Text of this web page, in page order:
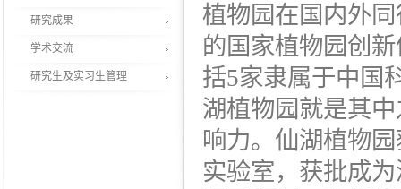
植物园在国内外
的国家植物园创
括5家隶属于中国
湖植物园就是其
响力。仙湖植物
实验室，获批成
研究成果
学术交流
研究生及实习生管理